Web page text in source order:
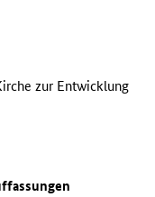
zur Entwicklung